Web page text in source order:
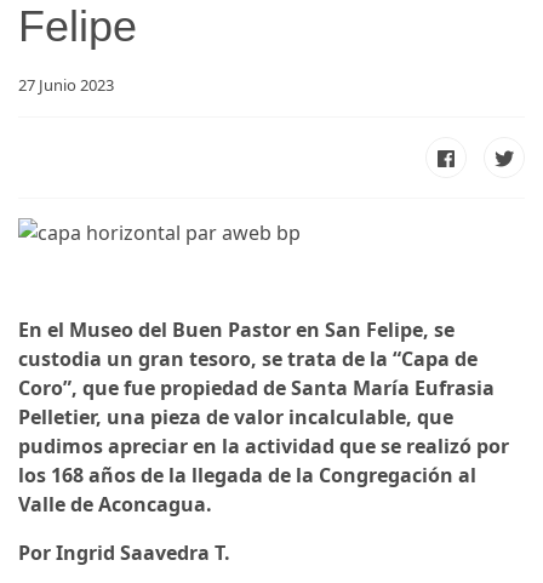
Felipe
27 Junio 2023
En el Museo del Buen Pastor en San Felipe, se
custodia un gran tesoro, se trata de la “Capa de
Coro”, que fue propiedad de Santa María Eufrasia
Pelletier, una pieza de valor incalculable, que
pudimos apreciar en la actividad que se realizó por
los 168 años de la llegada de la Congregación al
Valle de Aconcagua.
Por Ingrid Saavedra T.